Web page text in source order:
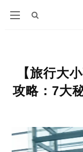
【旅行大
攻略：7大